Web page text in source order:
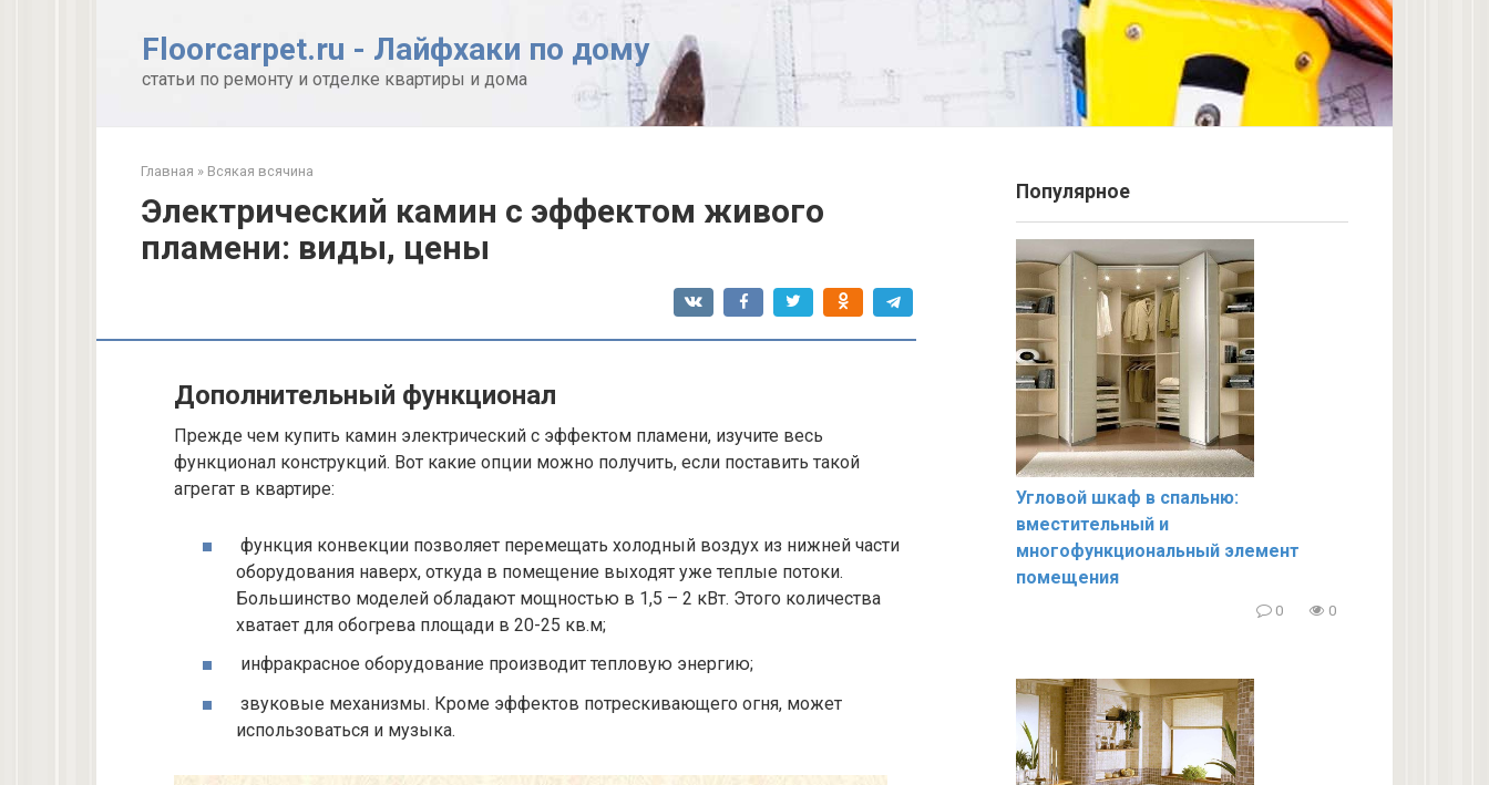
Floorcarpet.ru - Лайфхаки по дому
статьи по ремонту и отделке квартиры и дома
Главная » Всякая всячина
Электрический камин с эффектом живого
пламени: виды, цены
Дополнительный функционал
Прежде чем купить камин электрический с эффектом пламени, изучите весь
функционал конструкций. Вот какие опции можно получить, если поставить такой
агрегат в квартире:
функция конвекции позволяет перемещать холодный воздух из нижней части
оборудования наверх, откуда в помещение выходят уже теплые потоки.
Большинство моделей обладают мощностью в 1,5 – 2 кВт. Этого количества
хватает для обогрева площади в 20-25 кв.м;
инфракрасное оборудование производит тепловую энергию;
звуковые механизмы. Кроме эффектов потрескивающего огня, может
использоваться и музыка.
Популярное
Угловой шкаф в спальню:
вместительный и
многофункциональный элемент
помещения
0 0